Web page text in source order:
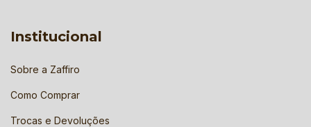
Institucional
Sobre a Zaffiro
Como Comprar
Trocas e Devoluções